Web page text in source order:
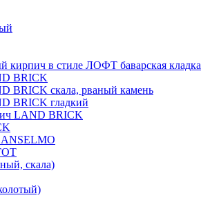
кирпич в стиле ЛОФТ баварская кладка
BRICK
BRICK скала, рваный камень
BRICK гладкий
LAND BRICK
скала)